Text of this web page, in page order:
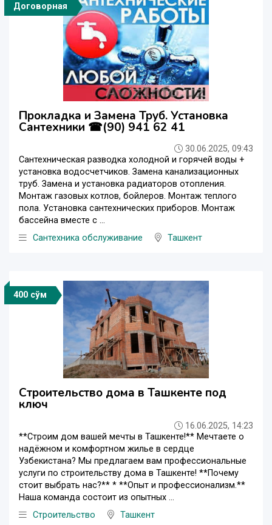
Договорная
Прокладка и Замена Труб. Установка
Сантехники ☎(90) 941 62 41
30.06.2025, 09:43
Сантехническая разводка холодной и горячей воды +
установка водосчетчиков. Замена канализационных
труб. Замена и установка радиаторов отопления.
Монтаж газовых котлов, бойлеров. Монтаж теплого
пола. Установка сантехнических приборов. Монтаж
бассейна вместе с ...
Сантехника обслуживание
Ташкент
400 сўм
Строительство дома в Ташкенте под
ключ
16.06.2025, 14:23
**Строим дом вашей мечты в Ташкенте!** Мечтаете о
надёжном и комфортном жилье в сердце
Узбекистана? Мы предлагаем вам профессиональные
услуги по строительству дома в Ташкенте! **Почему
стоит выбрать нас?** * **Опыт и профессионализм.**
Наша команда состоит из опытных ...
Строительство
Ташкент